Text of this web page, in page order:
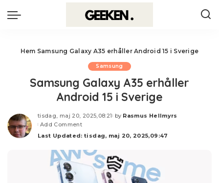
Hem Samsung Galaxy A35 erhåller Android 15 i Sverige
Samsung
Samsung Galaxy A35 erhåller
Android 15 i Sverige
tisdag, maj 20, 2025,08:21
Posted
by Rasmus Hellmyrs
Add Comment
Last Updated: tisdag, maj 20, 2025,09:47